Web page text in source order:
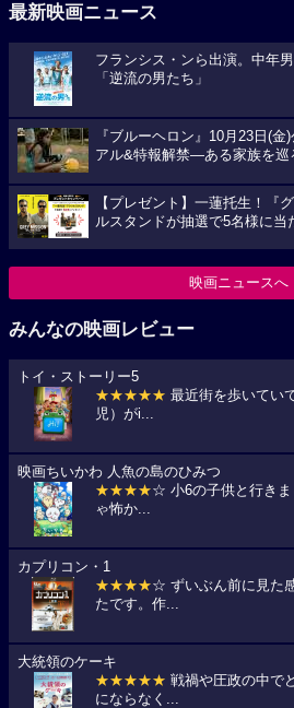
最新映画ニュース
フランシス・ンら出演。中年
「逆流の男たち」
『ブルーヘロン』10月23日(
アル&特報解禁―ある家族を巡
【プレゼント】一蓮托生！『
ルスタンドが抽選で5名様に当
映画ニュースへ
みんなの映画レビュー
トイ・ストーリー5
★★★★★ 最近街を歩いてい
児）がi...
映画ちいかわ 人魚の島のひみつ
★★★★☆ 小6の子供と行き
ゃ怖か...
カプリコン・1
★★★★☆ ずいぶん前に見た
たです。作...
大統領のケーキ
★★★★★ 戦禍や圧政の中で
にならなく...